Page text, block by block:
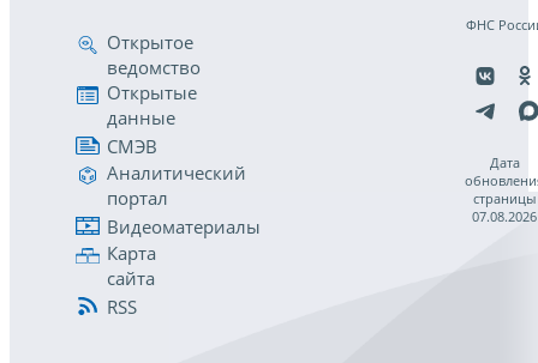
Открытое
ведомство
Открытые
данные
СМЭВ
Аналитический
портал
Видеоматериалы
Карта
сайта
RSS
ФНС
Дата
страницы
07.08.2026